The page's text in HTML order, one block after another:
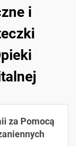
i
za Pomocą